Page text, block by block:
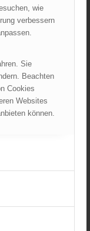
wie
verbessern
Sie
Beachten
Cookies
Websites
können.
IN